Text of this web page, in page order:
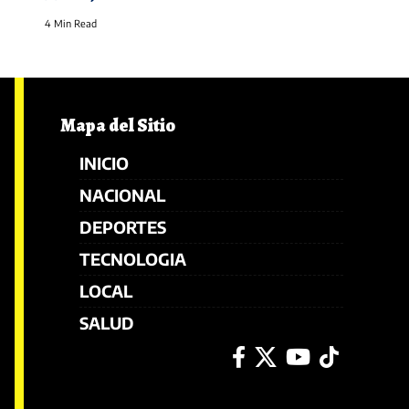
4 Min Read
Mapa del Sitio
INICIO
NACIONAL
DEPORTES
TECNOLOGIA
LOCAL
SALUD